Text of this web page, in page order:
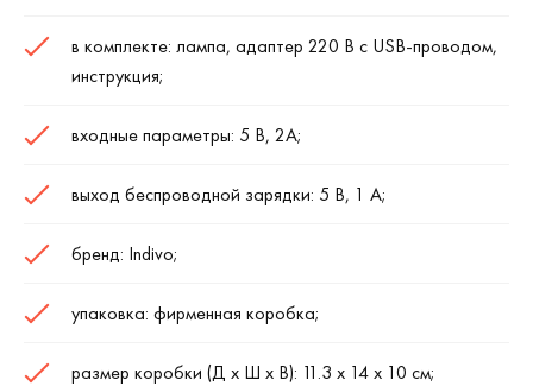
в комплекте: лампа, адаптер 220 В с USB-проводом,
инструкция;
входные параметры: 5 В, 2А;
выход беспроводной зарядки: 5 В, 1 А;
бренд: Indivo;
упаковка: фирменная коробка;
размер коробки (Д х Ш х В): 11.3 х 14 х 10 см;